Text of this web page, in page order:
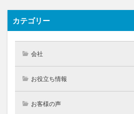
カテゴリー
会社
お役立ち情報
お客様の声